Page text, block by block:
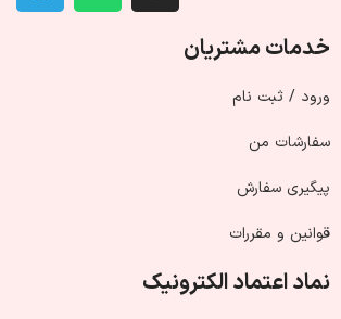
خدمات مشتریان
ورود / ثبت نام
سفارشات من
پیگیری سفارش
قوانین و مقررات
نماد اعتماد الکترونیک